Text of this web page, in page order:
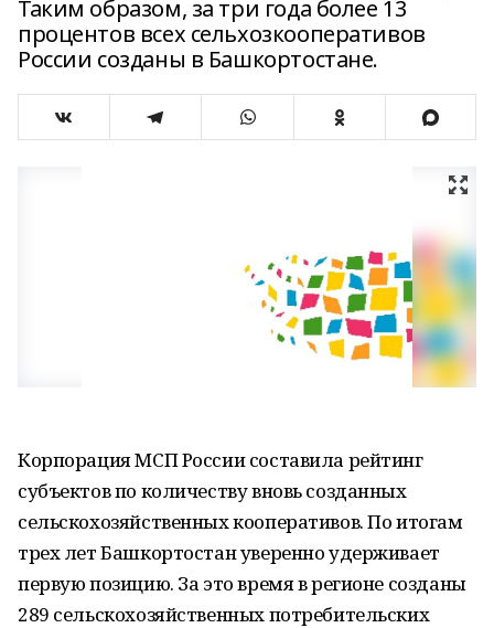
Таким образом, за три года более 13
процентов всех сельхозкооперативов
России созданы в Башкортостане.
Корпорация МСП России составила рейтинг
субъектов по количеству вновь созданных
сельскохозяйственных кооперативов. По итогам
трех лет Башкортостан уверенно удерживает
первую позицию. За это время в регионе созданы
289 сельскохозяйственных потребительских